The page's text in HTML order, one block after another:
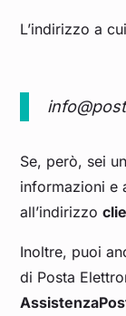
L’indirizzo a
Se, però, sei
informazioni e
all’indirizzo
Inoltre, puoi
di Posta